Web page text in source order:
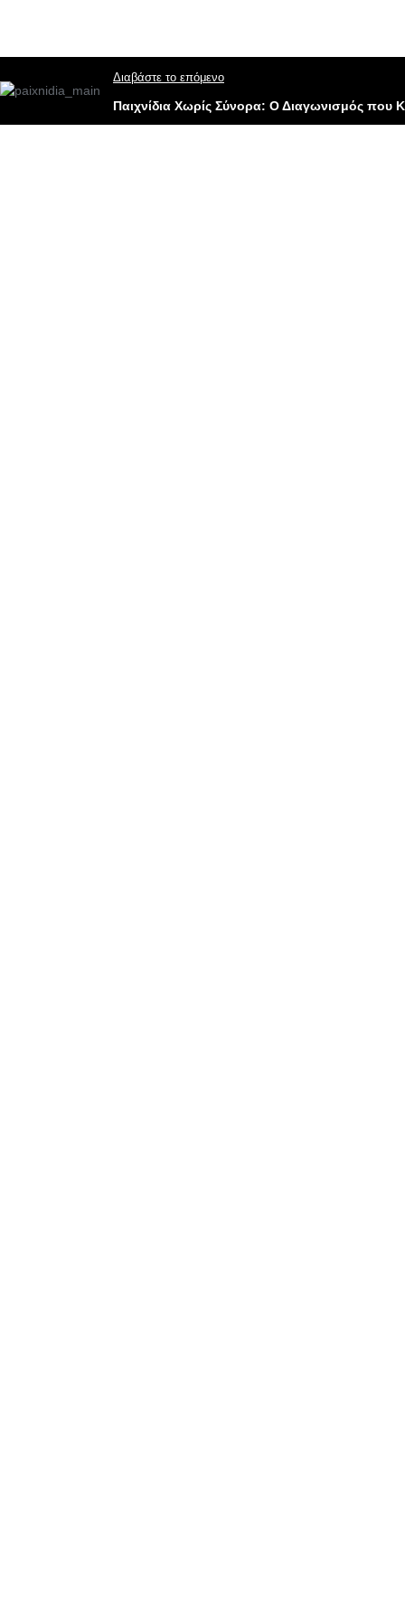
Διαβάστε το επόμενο
Παιχνίδια Χωρίς Σύνορα: Ο Διαγωνισμός